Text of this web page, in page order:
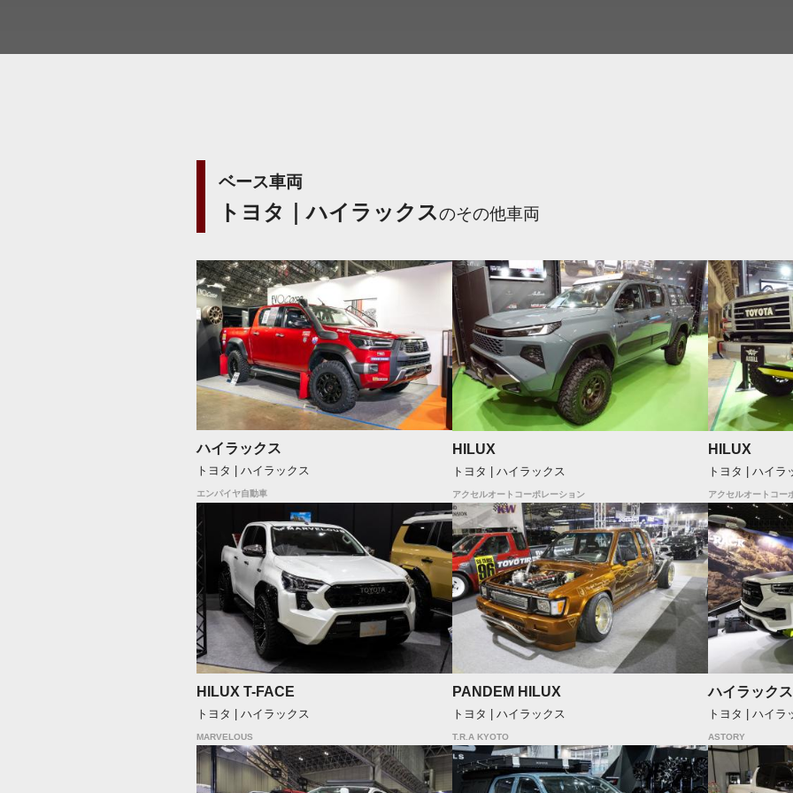
ベース車両
トヨタ｜ハイラックスのその他車両
ハイラックス
トヨタ | ハイラックス
エンパイヤ自動車
HILUX
トヨタ | ハイラックス
アクセルオートコーポレーション
HILUX
トヨタ | ハイラ
アクセルオートコー
HILUX T-FACE
トヨタ | ハイラックス
MARVELOUS
PANDEM HILUX
トヨタ | ハイラックス
T.R.A KYOTO
ハイラックス
トヨタ | ハイラ
ASTORY